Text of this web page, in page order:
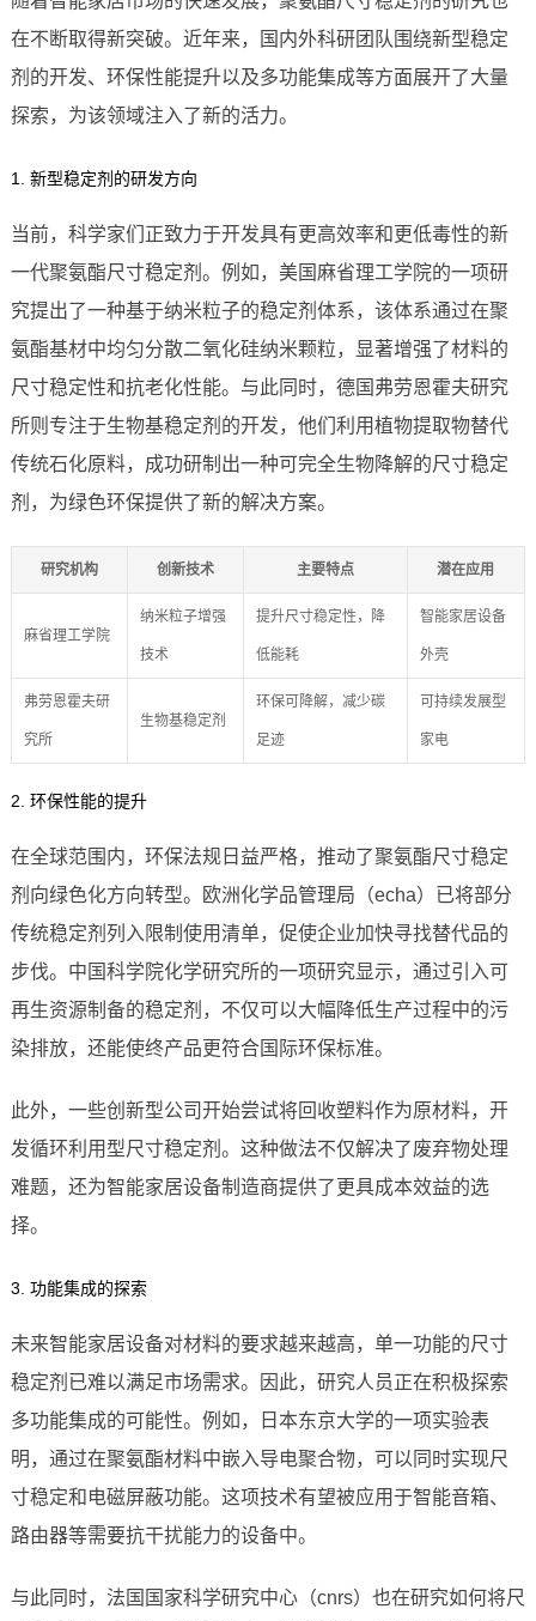
在不断取得新突破。近年来，国内外科研团队围绕新型稳定
剂的开发、环保性能提升以及多功能集成等方面展开了大量
探索，为该领域注入了新的活力。
1. 新型稳定剂的研发方向
当前，科学家们正致力于开发具有更高效率和更低毒性的新
一代聚氨酯尺寸稳定剂。例如，美国麻省理工学院的一项研
究提出了一种基于纳米粒子的稳定剂体系，该体系通过在聚
氨酯基材中均匀分散二氧化硅纳米颗粒，显著增强了材料的
尺寸稳定性和抗老化性能。与此同时，德国弗劳恩霍夫研究
所则专注于生物基稳定剂的开发，他们利用植物提取物替代
传统石化原料，成功研制出一种可完全生物降解的尺寸稳定
剂，为绿色环保提供了新的解决方案。
研究机构 创新技术 主要特点 潜在应用
麻省理工学院
纳米粒子增强
技术
提升尺寸稳定性，降
低能耗
智能家居设备
外壳
弗劳恩霍夫研
究所
生物基稳定剂
环保可降解，减少碳
足迹
可持续发展型
家电
2. 环保性能的提升
在全球范围内，环保法规日益严格，推动了聚氨酯尺寸稳定
剂向绿色化方向转型。欧洲化学品管理局（echa）已将部分
传统稳定剂列入限制使用清单，促使企业加快寻找替代品的
步伐。中国科学院化学研究所的一项研究显示，通过引入可
再生资源制备的稳定剂，不仅可以大幅降低生产过程中的污
染排放，还能使终产品更符合国际环保标准。
此外，一些创新型公司开始尝试将回收塑料作为原材料，开
发循环利用型尺寸稳定剂。这种做法不仅解决了废弃物处理
难题，还为智能家居设备制造商提供了更具成本效益的选
择。
3. 功能集成的探索
未来智能家居设备对材料的要求越来越高，单一功能的尺寸
稳定剂已难以满足市场需求。因此，研究人员正在积极探索
多功能集成的可能性。例如，日本东京大学的一项实验表
明，通过在聚氨酯材料中嵌入导电聚合物，可以同时实现尺
寸稳定和电磁屏蔽功能。这项技术有望被应用于智能音箱、
路由器等需要抗干扰能力的设备中。
与此同时，法国国家科学研究中心（cnrs）也在研究如何将尺